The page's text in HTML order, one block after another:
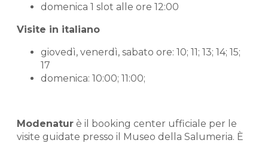
domenica 1 slot alle ore 12:00
Visite in italiano
giovedì, venerdì, sabato ore: 10; 11; 13; 14; 15;
17
domenica: 10:00; 11:00;
Modenatur è il booking center ufficiale per le
visite guidate presso il Museo della Salumeria. È